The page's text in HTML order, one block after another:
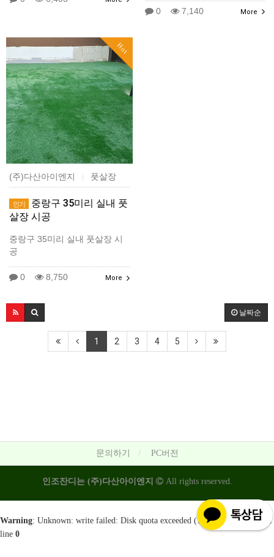
0 7,140 More
Hot
(주)다산아이엔지 | 풋살장
인기
중랑구 35미리 실내 풋
살장 시공
중랑구 35미리 실내 풋살장 시
공
0 8,750 More
날짜순
1 2 3 4 5
문의하기 PC버전
인조잔디는 (주)다산아이엔지 All rights reserved.
Warning: Unknown: write failed: Disk quota exceeded (122) inUnknownon
line 0